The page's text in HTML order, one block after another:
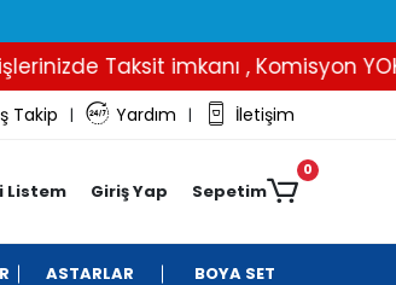
Taksit imkanı , Komisyon YOK..
Takip | Yardım | İletişim
Listem Giriş Yap Sepetim
0
ASTARLAR BOYA SET